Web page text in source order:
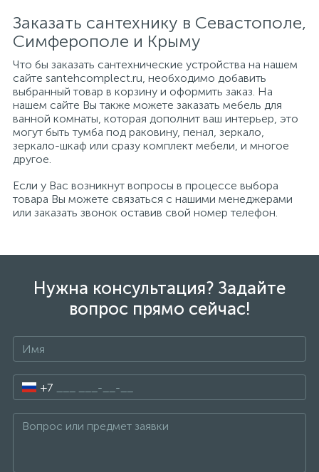
Заказать сантехнику в Севастополе,
Симферополе и Крыму
Что бы заказать сантехнические устройства на нашем
сайте santehcomplect.ru, необходимо добавить
выбранный товар в корзину и оформить заказ. На
нашем сайте Вы также можете заказать мебель для
ванной комнаты, которая дополнит ваш интерьер, это
могут быть тумба под раковину, пенал, зеркало,
зеркало-шкаф или сразу комплект мебели, и многое
другое.
Если у Вас возникнут вопросы в процессе выбора
товара Вы можете связаться с нашими менеджерами
или заказать звонок оставив свой номер телефон.
Нужна консультация? Задайте
вопрос прямо сейчас!
+7